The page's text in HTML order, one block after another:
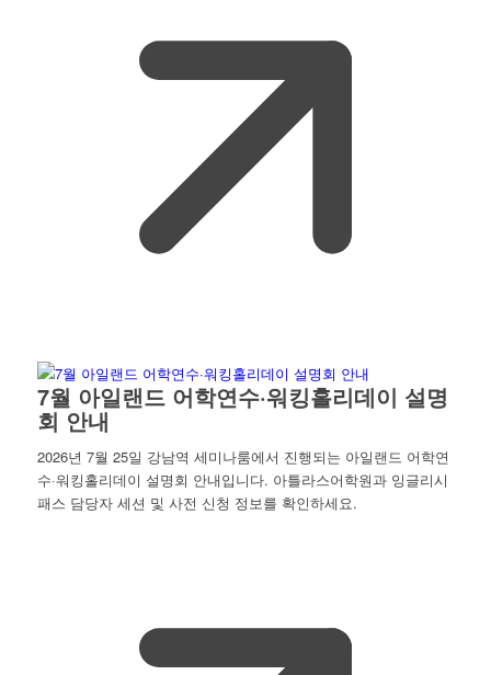
7월 아일랜드 어학연수·워킹홀리데이 설명
회 안내
2026년 7월 25일 강남역 세미나룸에서 진행되는 아일랜드 어학연
수·워킹홀리데이 설명회 안내입니다. 아틀라스어학원과 잉글리시
패스 담당자 세션 및 사전 신청 정보를 확인하세요.